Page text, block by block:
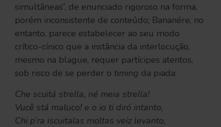
simultâneas”, de enunciado rigoroso na forma,
porém inconsistente de conteúdo; Bananére, no
entanto, parece estabelecer ao seu modo
crítico-cínico que a instância da interlocução,
mesmo na blague, requer partícipes atentos,
sob risco de se perder o timing da piada:
Che scuitá strella, né meia strella!
Vucê stá maluco! e o io ti diró intanto,
Chi p’ra iscuitalas moltas veiz levanto,